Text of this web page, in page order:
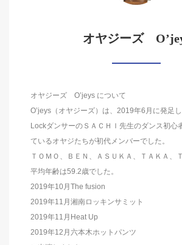
オヤジーズ
オヤジーズ O’jeys について
O’jeys（オヤジーズ）は、2019年6月に発足し
LockダンサーのＳＡＣＨＩ先生のダンス初心
ているオヤジたちが初代メンバーでした。
ＴＯＭＯ、ＢＥＮ、ＡＳＵＫＡ、ＴＡＫＡ、
平均年齢は59.2歳でした。
2019年10月The fusion
2019年11月湘南ロッキンサミット
2019年11月Heat Up
2019年12月六本木ホットパンツ